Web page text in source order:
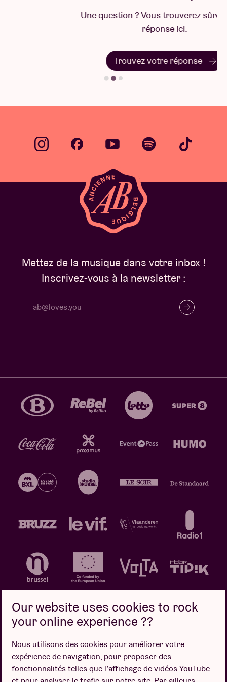
Une question ? Vous trouverez sûrement la
Trouvez votre réponse
Mettez de la musique dans votre inbox !
Inscrivez-vous à la newsletter :
Politique de confidentialité
Politique de cookies
Conditions de vente
Design par
Our website uses cookies to rock
your online experience ??
Nous utilisons des cookies pour améliorer votre
expérience de navigation, pour proposer des
fonctionnalités telles que l’affichage de vidéos YouTube